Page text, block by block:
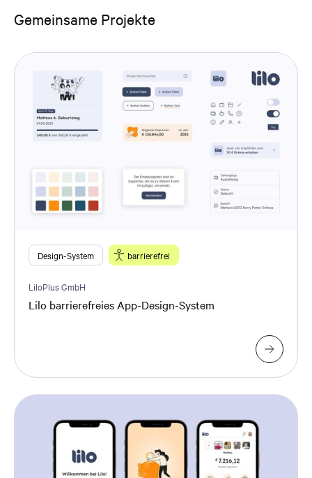
Gemeinsame Projekte
Design-System barrierefrei
LiloPlus GmbH
Lilo barrierefreies App-Design-System